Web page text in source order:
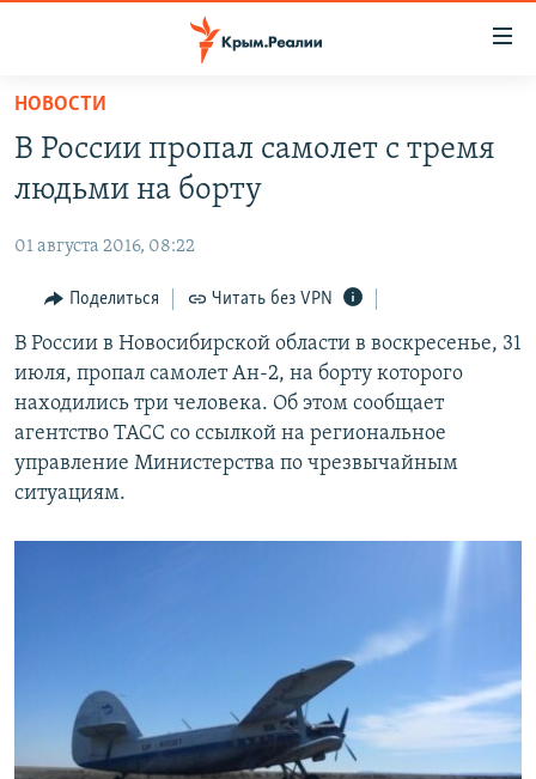
Вернуться
основному
содержанию
навигации
Вернутся
поиску
КАРТА ВОЕННЫХ ОБЪЕКТОВ КРЫМА
11 ЛЕТ ОККУПАЦИИ КРЫМА. 11 ИСТОРИЙ СОПРОТИВЛЕНИЯ
ИСТОРИЯ
ЕЩЕ
ИНТЕРАКТИВ
ИНФОГРАФИКА
ТЕЛЕПРОЕКТ КРЫМ.РЕАЛИИ
СОВЕТЫ ПРАВОЗАЩИТНИКОВ
УКРАИНСКАЯ ПРОБЛЕМА КРЫМА
РАДІО СВОБОДА
КАК ОБОЙТИ БЛОКИРОВКУ
Qırımtatar
Все сайты RFE/RL
НОВОСТИ
В России пропал самолет с тремя
людьми на борту
01 августа 2016, 08:22
Поделиться Читать без VPN
В России в Новосибирской области в воскресенье, 31
июля, пропал самолет Ан-2, на борту которого
находились три человека. Об этом сообщает
агентство ТАСС со ссылкой на региональное
управление Министерства по чрезвычайным
ситуациям.